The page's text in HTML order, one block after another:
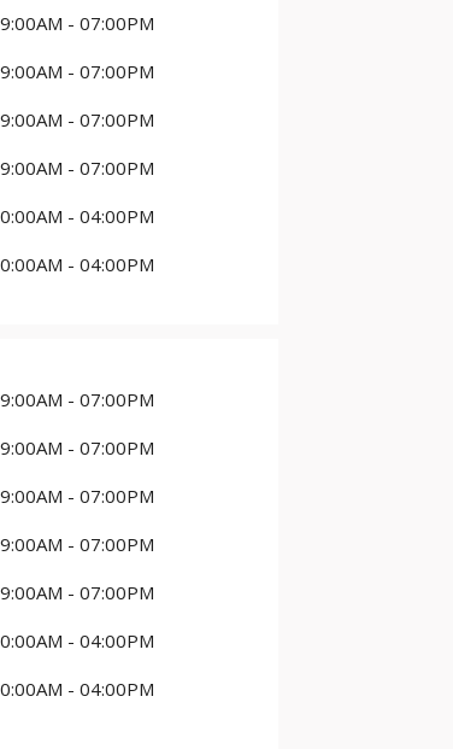
- 07:00PM
- 07:00PM
- 07:00PM
- 07:00PM
- 04:00PM
- 04:00PM
- 07:00PM
- 07:00PM
- 07:00PM
- 07:00PM
- 07:00PM
- 04:00PM
- 04:00PM